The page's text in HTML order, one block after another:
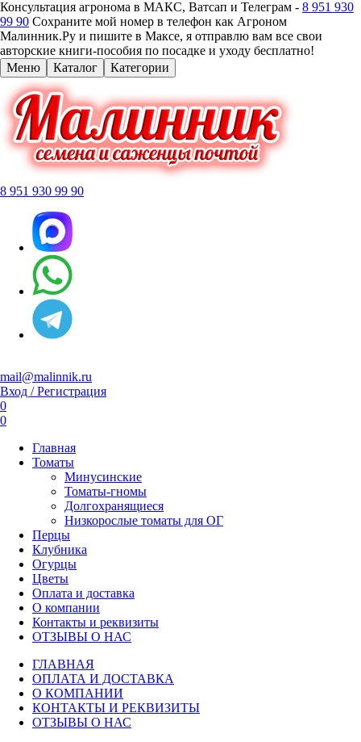
Консультация агронома в МАКС, Ватсап и Телеграм - 8 951 930
99 90 Сохраните мой номер в телефон как Агроном
Малинник.Ру и пишите в Максе, я отправлю вам все свои
авторские книги-пособия по посадке и уходу бесплатно!
Меню
Каталог Категории
8 951 930 99 90
mail@malinnik.ru
Вход / Регистрация
0
0
Главная
Томаты
Минусинские
Томаты-гномы
Долгохранящиеся
Низкорослые томаты для ОГ
Перцы
Клубника
Огурцы
Цветы
Оплата и доставка
О компании
Контакты и реквизиты
ОТЗЫВЫ О НАС
ГЛАВНАЯ
ОПЛАТА И ДОСТАВКА
О КОМПАНИИ
КОНТАКТЫ И РЕКВИЗИТЫ
ОТЗЫВЫ О НАС